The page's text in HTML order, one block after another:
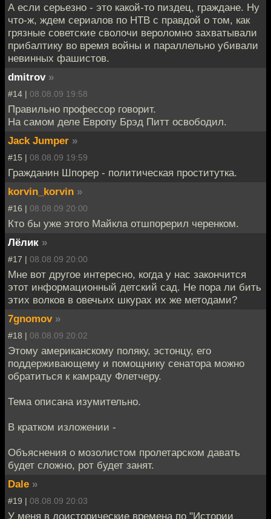
А если серьезно - это какой-то пиздец, граждане. Ну
что-ж, ждем сериалов по НТВ с правдой о том, как
грязные советские сволочи вероломно захватывали
прибалтику во время войны и параллельно убивали
невинных фашистов.
dmitrov »
#14 | 08.08.09 19:58
Правильно профессор говорит.
На самом деле Европу Брэд Питт освободил.
Jack Jumper »
#15 | 08.08.09 19:59
Гражданин Шпорер - политическая проститутка.
korvin_korvin »
#16 | 08.08.09 20:00
Кто бы уже этого Майкла отшпорерил черенком.
Лёлик »
#17 | 08.08.09 20:00
Мне вот другое интересно, когда у нас закончится
этот информационный детский сад. Не пора ли бить
этих волков в овечьих шкурах их же методами?
7gnomov »
#18 | 08.08.09 20:02
Этому американскому поляку, эстонцу, его
поддерживающему и помощнику сенатора можно
обратиться к камраду Флетчеру.
Тема описана изумительно.
В кратком изложении -
Объяснения о мозолистом пролетарском давать
будет сложно, рот будет занят.
Dale »
#19 | 08.08.09 20:03
У меня в доисторические времена по "Истории